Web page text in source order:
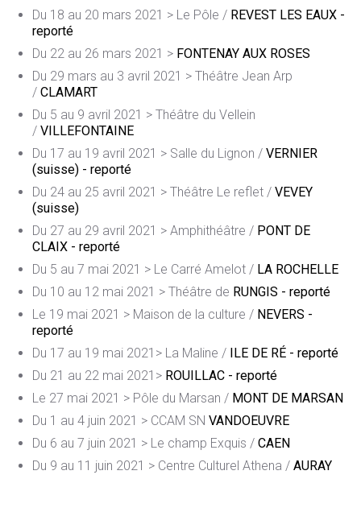
Du 18 au 20 mars 2021 > Le Pôle / REVEST LES EAUX -
reporté
Du 22 au 26 mars 2021 > FONTENAY AUX ROSES
Du 29 mars au 3 avril 2021 > Théâtre Jean Arp
/ CLAMART
Du 5 au 9 avril 2021 > Théâtre du Vellein
/ VILLEFONTAINE
Du 17 au 19 avril 2021 > Salle du Lignon / VERNIER
(suisse) - reporté
Du 24 au 25 avril 2021 > Théâtre Le reflet / VEVEY
(suisse)
Du 27 au 29 avril 2021 > Amphithéâtre / PONT DE
CLAIX - reporté
Du 5 au 7 mai 2021 > Le Carré Amelot / LA ROCHELLE
Du 10 au 12 mai 2021 > Théâtre de RUNGIS - reporté
Le 19 mai 2021 > Maison de la culture / NEVERS -
reporté
Du 17 au 19 mai 2021> La Maline / ILE DE RÉ - reporté
Du 21 au 22 mai 2021> ROUILLAC - reporté
Le 27 mai 2021 > Pôle du Marsan / MONT DE MARSAN
Du 1 au 4 juin 2021 > CCAM SN VANDOEUVRE
Du 6 au 7 juin 2021 > Le champ Exquis / CAEN
Du 9 au 11 juin 2021 > Centre Culturel Athena / AURAY